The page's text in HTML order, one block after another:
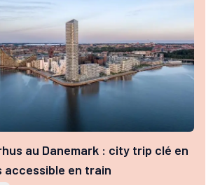
au Danemark : city trip clé en
accessible en train